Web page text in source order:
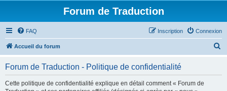
Forum de Traduction
FAQ Connexion
Inscription
Accueil du forum
Forum de Traduction - Politique de confidentialité
Cette politique de confidentialité explique en détail comment « Forum de